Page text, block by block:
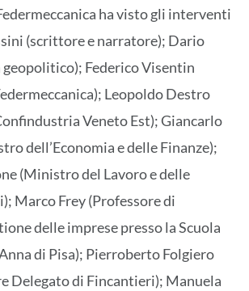
ha visto gli interventi
(scrittore e narratore); Dario
Federico Visentin
Leopoldo Destro
Veneto Est); Giancarlo
dell’Economia e delle Finanze);
(Ministro del Lavoro e delle
Marco Frey (Professore di
delle imprese presso la Scuola
di Pisa); Pierroberto Folgiero
Delegato di Fincantieri); Manuela